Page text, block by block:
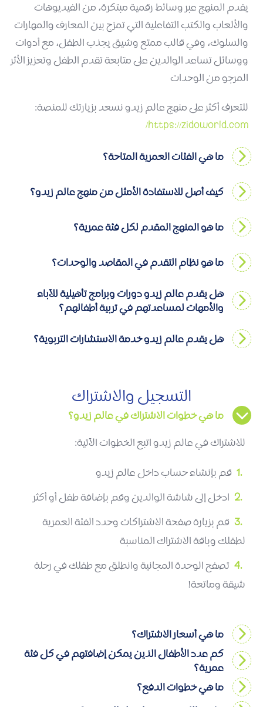
يقدم المنهج عبر وسائط رقمية مبتكرة، من الفيديوهات
والألعاب والكتب التفاعلية التي تمزج بين المعارف والمهارات
والسلوك، وفي قالب ممتع وشيق يجذب الطفل، مع أدوات
ووسائل تساعد الوالدين على متابعة تقدم الطفل وتعزيز الأثر
المرجو من الوحدات
للتعرف أكثر على منهج عالم زيدو نسعد بزيارتك للمنصة:
https://zidoworld.com/
ما هي الفئات العمرية المتاحة؟
كيف أصل للاستفادة الأمثل من منهج عالم زيدو؟
ما هو المنهج المقدم لكل فئة عمرية؟
ما هو نظام التقدم في المقاصد والوحدات؟
هل يقدم عالم زيدو دورات وبرامج تأهيلية للآباء
والأمهات لمساعدتهم في تربية أطفالهم؟
هل يقدم عالم زيدو خدمة الاستشارات التربوية؟
التسجيل والاشتراك
ما هي خطوات الاشتراك في عالم زيدو؟
للاشتراك في عالم زيدو اتبع الخطوات الآتية:
قم بإنشاء حساب داخل عالم زيدو
ادخل إلى شاشة الوالدين وقم بإضافة طفل أو أكثر
قم بزيارة صفحة الاشتراكات وحدد الفئة العمرية
لطفلك وباقة الاشتراك المناسبة
تصفح الوحدة المجانية وانطلق مع طفلك في رحلة
شيقة وماتعة!
ما هي أسعار الاشتراك؟
كم عدد الأطفال الذين يمكن إضافتهم في كل فئة
عمرية؟
ما هي خطوات الدفع؟